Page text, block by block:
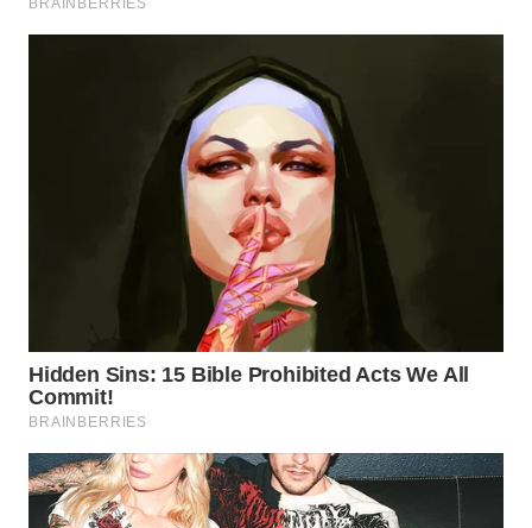
PLN
WATCH
PORTAL
KONSUMEN
ALPERKLINAS